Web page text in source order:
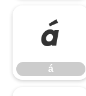
á
á